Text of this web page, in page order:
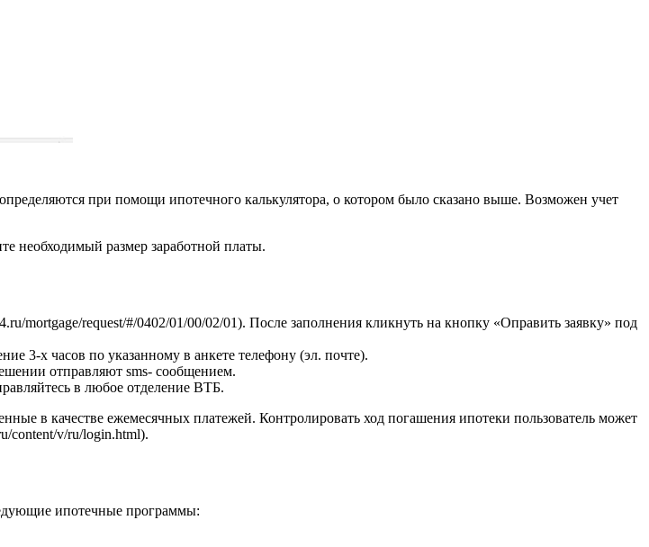
при помощи ипотечного калькулятора, о котором было сказано выше. Возможен учет
необходимый размер заработной платы.
mortgage/request/#/0402/01/00/02/01). После заполнения кликнуть на кнопку «Оправить заявку» под
3-х часов по указанному в анкете телефону (эл. почте).
отправляют sms- сообщением.
в любое отделение ВТБ.
в качестве ежемесячных платежей. Контролировать ход погашения ипотеки пользователь может
content/v/ru/login.html).
ипотечные программы: